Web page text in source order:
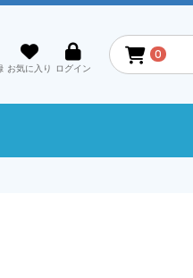
お気に入り ログイン
0